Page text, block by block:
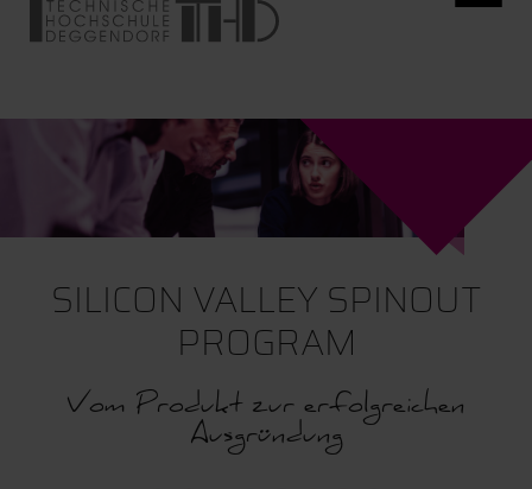
SILICON VALLEY SPINOUT
PROGRAM
Vom Produkt zur erfolgreichen
Ausgründung